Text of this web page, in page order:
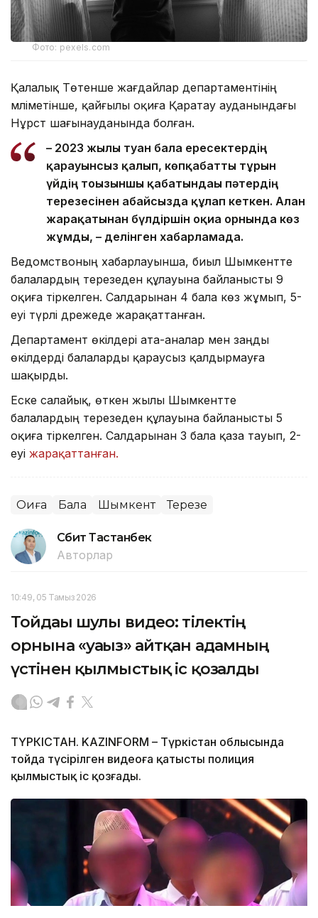
Фото: pexels.com
Қалалық Төтенше жағдайлар департаментінің
мәліметінше, қайғылы оқиға Қаратау ауданындағы
Нұрсәт шағынауданында болған.
– 2023 жылы туған бала ересектердің
қарауынсыз қалып, көпқабатты тұрғын
үйдің тоғызыншы қабатындағы пәтердің
терезесінен абайсызда құлап кеткен. Алған
жарақатынан бүлдіршін оқиға орнында көз
жұмды, – делінген хабарламада.
Ведомствоның хабарлауынша, биыл Шымкентте
балалардың терезеден құлауына байланысты 9
оқиға тіркелген. Салдарынан 4 бала көз жұмып, 5-
еуі түрлі дәрежеде жарақаттанған.
Департамент өкілдері ата-аналар мен заңды
өкілдерді балаларды қараусыз қалдырмауға
шақырды.
Еске салайық, өткен жылы Шымкентте
балалардың терезеден құлауына байланысты 5
оқиға тіркелген. Салдарынан 3 бала қаза тауып, 2-
еуі жарақаттанған.
Оқиға Бала Шымкент Терезе
Сәбит Тастанбек
Авторлар
10:49, 05 Тамыз 2026
Тойдағы шулы видео: тілектің
орнына «уағыз» айтқан адамның
үстінен қылмыстық іс қозғалды
ТҮРКІСТАН. KAZINFORM – Түркістан облысында
тойда түсірілген видеоға қатысты полиция
қылмыстық іс қозғады.